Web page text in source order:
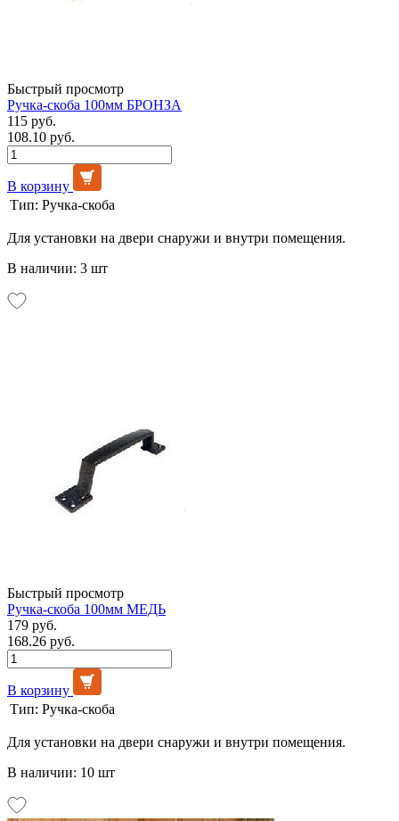
Быстрый просмотр
Ручка-скоба 100мм БРОНЗА
115 руб.
108.10 руб.
В корзину
Тип: Ручка-скоба
Для установки на двери снаружи и внутри помещения.
В наличии: 3 шт
Быстрый просмотр
Ручка-скоба 100мм МЕДЬ
179 руб.
168.26 руб.
В корзину
Тип: Ручка-скоба
Для установки на двери снаружи и внутри помещения.
В наличии: 10 шт